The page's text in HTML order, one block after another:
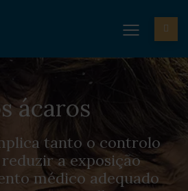
ácaros
tanto o controlo
a exposição
médico adequado